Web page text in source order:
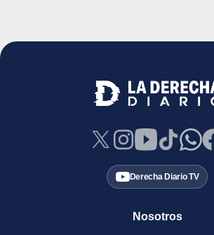
Derecha Diario TV
Nosotros